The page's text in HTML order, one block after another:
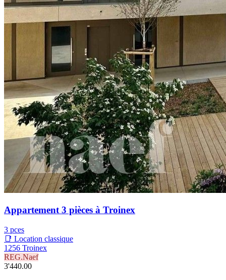
Appartement 3 pièces à Troinex
3 pces
📑 Location classique
1256 Troinex
REG.Naef
3'440.00